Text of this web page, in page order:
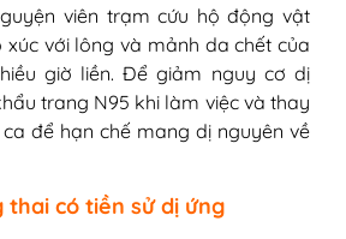
viên trạm cứu hộ động vật
xúc với lông và mảnh da chết của
giờ liền. Để giảm nguy cơ dị
trang N95 khi làm việc và thay
để hạn chế mang dị nguyên về
thai có tiền sử dị ứng